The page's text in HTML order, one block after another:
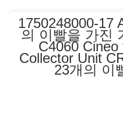
1750248000-17
의 이빨을 가진
C4060
Collector Unit
23개의 이